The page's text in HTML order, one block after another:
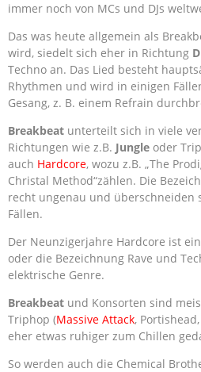
immer noch von MCs und DJs
Das was heute allgemein als
wird, siedelt sich eher in Richtung
Techno an. Das Lied besteht
Rhythmen und wird in einigen
Gesang, z. B. einem Refrain
Breakbeat unterteilt sich in viele
Richtungen wie z.B. Jungle oder
auch Hardcore, wozu z.B. „The
Christal Method“zählen. Die
recht ungenau und überschneiden
Fällen.
Der Neunzigerjahre Hardcore ist
oder die Bezeichnung Rave und
elektrische Genre.
Breakbeat und Konsorten sind
Triphop (Massive Attack,
eher etwas ruhiger zum Chillen
So werden auch die Chemical